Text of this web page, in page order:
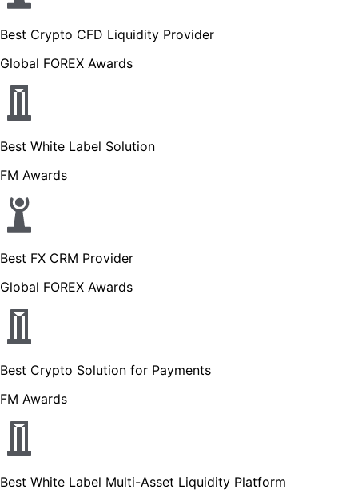
Best Crypto CFD Liquidity Provider
Global FOREX Awards
Best White Label Solution
FM Awards
Best FX CRM Provider
Global FOREX Awards
Best Crypto Solution for Payments
FM Awards
Best White Label Multi-Asset Liquidity Platform